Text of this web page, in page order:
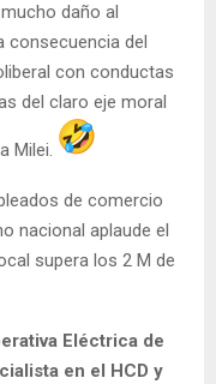
daño al
consecuencia del
con conductas
del claro eje moral
Milei.
de comercio
nacional aplaude el
supera los 2 M de
Eléctrica de
en el HCD y